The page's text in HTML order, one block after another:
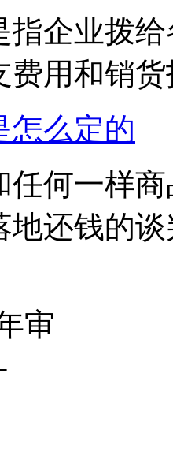
指企业拨
费用和销
怎么定的
任何一样
地还钱的